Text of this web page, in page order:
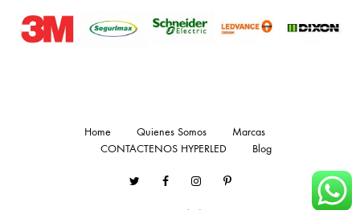
Home Quienes Somos
Marcas
CONTACTENOS HYPERLED
Blog
TwitterFacebookInstagramPinterest